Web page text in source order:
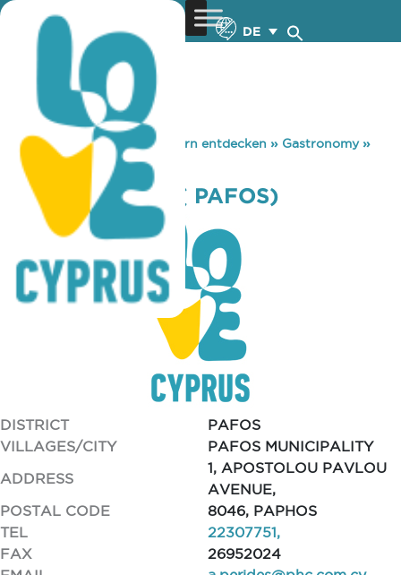
DE
You are here: Home »Zypern entdecken » Gastronomy»
NAUTIKO CAFE ( PAFOS)
NAUTIKO CAFE ( PAFOS)
DISTRICT
PAFOS
VILLAGES/CITY
PAFOS MUNICIPALITY
ADDRESS
1, APOSTOLOU PAVLOU
AVENUE,
POSTAL CODE
8046, PAPHOS
TEL
22307751,
FAX
26952024